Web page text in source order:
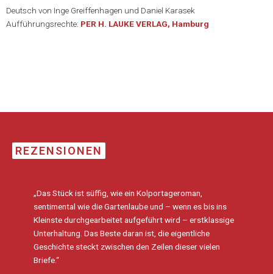
Deutsch von Inge Greiffenhagen und Daniel Karasek
Aufführungsrechte: PER H. LAUKE VERLAG, Hamburg
REZENSIONEN
„Das Stück ist süffig, wie ein Kolportageroman,
sentimental wie die Gartenlaube und – wenn es bis ins
Kleinste durchgearbeitet aufgeführt wird – erstklassige
Unterhaltung. Das Beste daran ist, die eigentliche
Geschichte steckt zwischen den Zeilen dieser vielen
Briefe.“